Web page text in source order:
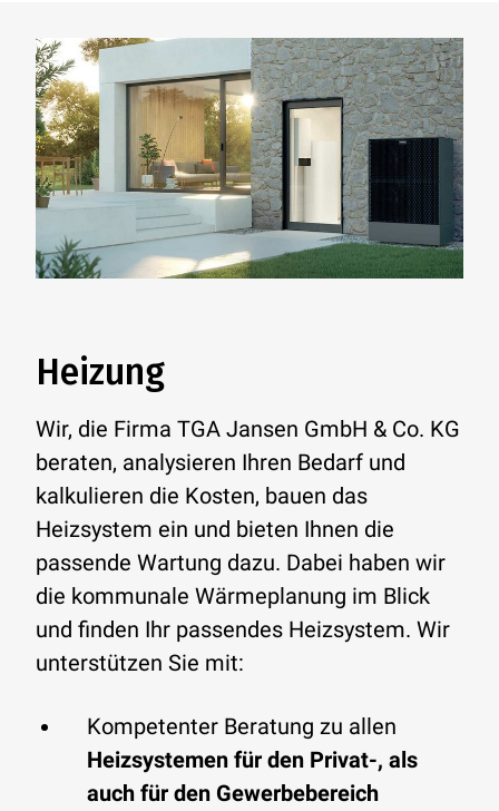
Heizung
Wir, die Firma TGA Jansen GmbH & Co. KG
beraten, analysieren Ihren Bedarf und
kalkulieren die Kosten, bauen das
Heizsystem ein und bieten Ihnen die
passende Wartung dazu. Dabei haben wir
die kommunale Wärmeplanung im Blick
und finden Ihr passendes Heizsystem. Wir
unterstützen Sie mit:
Kompetenter Beratung zu allen
Heizsystemen für den Privat-, als
auch für den Gewerbebereich